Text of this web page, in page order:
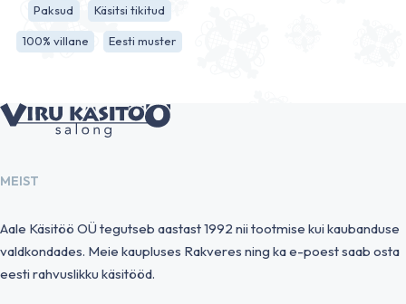
Paksud Käsitsi tikitud
100% villane Eesti muster
MEIST
Aale Käsitöö OÜ tegutseb aastast 1992 nii tootmise kui kaubanduse
valdkondades. Meie kaupluses Rakveres ning ka e-poest saab osta
eesti rahvuslikku käsitööd.